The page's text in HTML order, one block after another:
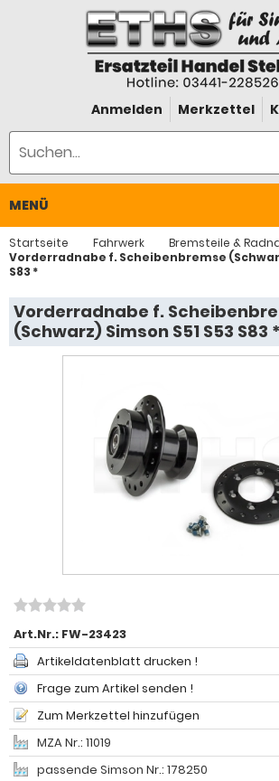
Anmelden Merkzettel
MENÜ
Startseite Fahrwerk
Bremsteile &
Vorderradnabe f. Scheibenbremse
S83 *
Vorderradnabe f.
(Schwarz) Simson S51 S53 S83 *
Art.Nr.: FW-23423
Artikeldatenblatt drucken !
Frage zum Artikel senden !
Zum Merkzettel hinzufügen
MZA Nr.: 11019
passende Simson Nr.: 178250